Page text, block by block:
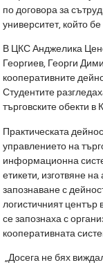
по договора за
университет, който
В ЦКС Анджелика
Георгиев, Георги
кооперативните
Студентите
търговските обекти
Практическата
управлението на
информационна
етикети, изготвяне
запознаване с
логистичният център
се запознаха с
кооперативната
„Досега не бях